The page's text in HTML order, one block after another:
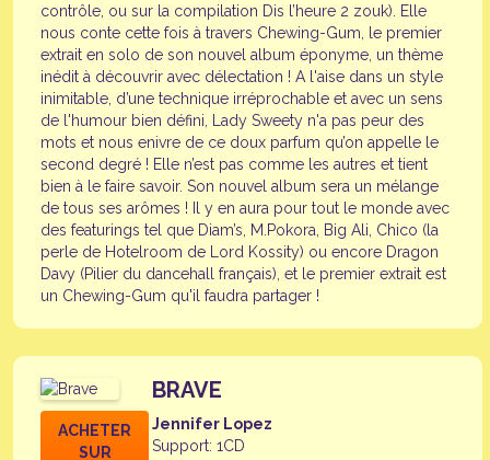
contrôle, ou sur la compilation Dis l’heure 2 zouk). Elle
nous conte cette fois à travers Chewing-Gum, le premier
extrait en solo de son nouvel album éponyme, un thème
inédit à découvrir avec délectation ! A l'aise dans un style
inimitable, d’une technique irréprochable et avec un sens
de l'humour bien défini, Lady Sweety n'a pas peur des
mots et nous enivre de ce doux parfum qu’on appelle le
second degré ! Elle n’est pas comme les autres et tient
bien à le faire savoir. Son nouvel album sera un mélange
de tous ses arômes ! Il y en aura pour tout le monde avec
des featurings tel que Diam’s, M.Pokora, Big Ali, Chico (la
perle de Hotelroom de Lord Kossity) ou encore Dragon
Davy (Pilier du dancehall français), et le premier extrait est
un Chewing-Gum qu'il faudra partager !
ACHETER
SUR
BRAVE
Jennifer Lopez
Support: 1CD